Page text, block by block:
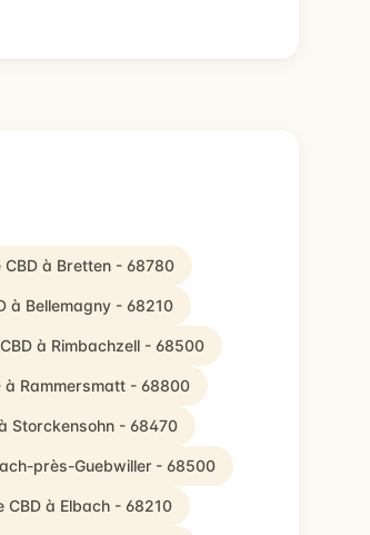
à Bretten - 68780
à Bellemagny - 68210
à Rimbachzell - 68500
à Rammersmatt - 68800
Storckensohn - 68470
près-Guebwiller - 68500
à Elbach - 68210